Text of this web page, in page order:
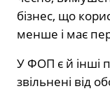
бізнес, що
менше і має
У ФОП є й інші
звільнені від